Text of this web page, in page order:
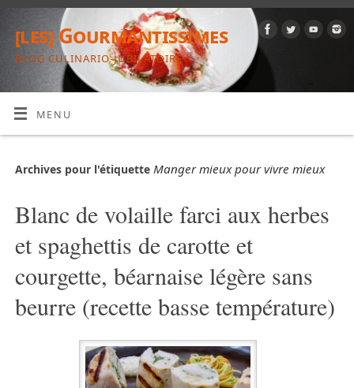
[les] Gourmantissimes
BLOG CULINARIO-JUBILATOIRE
MENU
Archives pour l'étiquette Manger mieux pour vivre mieux
Blanc de volaille farci aux herbes
et spaghettis de carotte et
courgette, béarnaise légère sans
beurre (recette basse température)